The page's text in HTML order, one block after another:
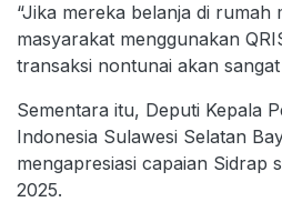
“Jika mereka belanja di
masyarakat menggunakan
transaksi nontunai akan
Sementara itu, Deputi Kepala
Indonesia Sulawesi Selatan
mengapresiasi capaian Sidrap
2025.